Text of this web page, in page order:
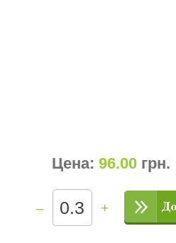
Цена: 96.00 грн.
– +